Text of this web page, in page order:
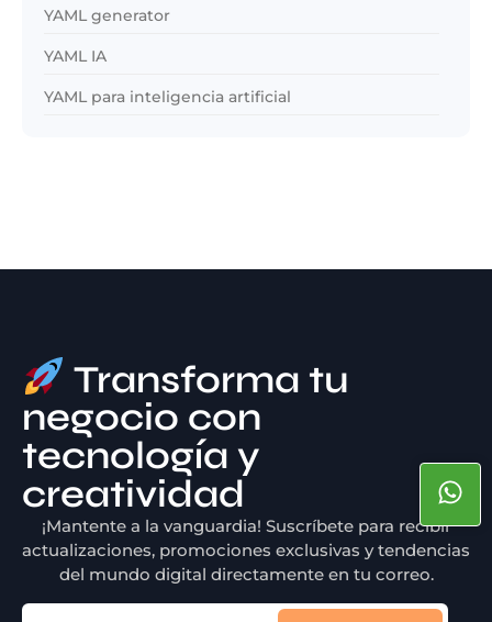
YAML generator
YAML IA
YAML para inteligencia artificial
Transforma tu
negocio con
tecnología y
creatividad
¡Mantente a la vanguardia! Suscríbete para recibir
actualizaciones, promociones exclusivas y tendencias
del mundo digital directamente en tu correo.